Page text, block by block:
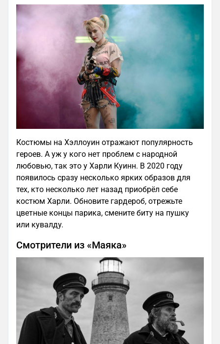
Костюмы на Хэллоуин отражают популярность
героев. А уж у кого нет проблем с народной
любовью, так это у Харли Куинн. В 2020 году
появилось сразу несколько ярких образов для
тех, кто несколько лет назад приобрёл себе
костюм Харли. Обновите гардероб, отрежьте
цветные концы парика, смените биту на пушку
или кувалду.
Смотрители из «Маяка»